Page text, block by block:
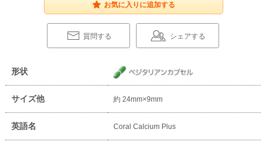
お気に入りに追加する
質問する シェアする
形状
サイズ他 約 24mm×9mm
英語名 Coral Calcium Plus